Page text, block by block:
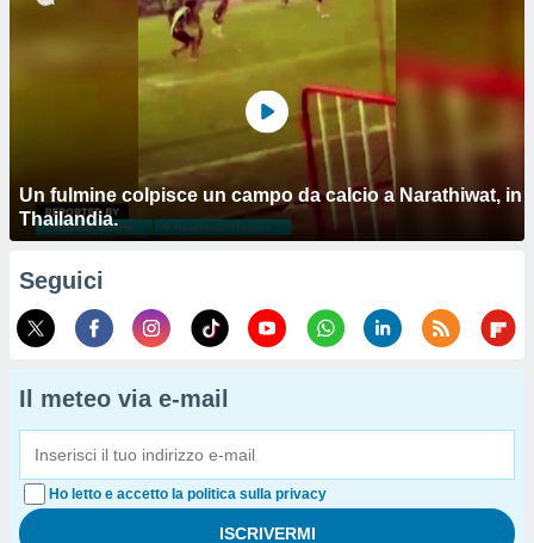
Un fulmine colpisce un campo da calcio a Narathiwat, in
Thailandia.
Seguici
Il meteo via e-mail
Ho letto e accetto la politica sulla privacy